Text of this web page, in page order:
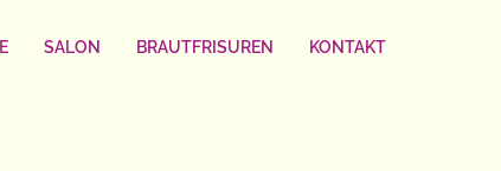
SALON BRAUTFRISUREN KONTAKT